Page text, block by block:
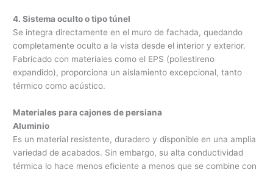
4. Sistema oculto o tipo túnel
Se integra directamente en el muro de fachada, quedando
completamente oculto a la vista desde el interior y exterior.
Fabricado con materiales como el EPS (poliestireno
expandido), proporciona un aislamiento excepcional, tanto
térmico como acústico.
Materiales para cajones de persiana
Aluminio
Es un material resistente, duradero y disponible en una amplia
variedad de acabados. Sin embargo, su alta conductividad
térmica lo hace menos eficiente a menos que se combine con